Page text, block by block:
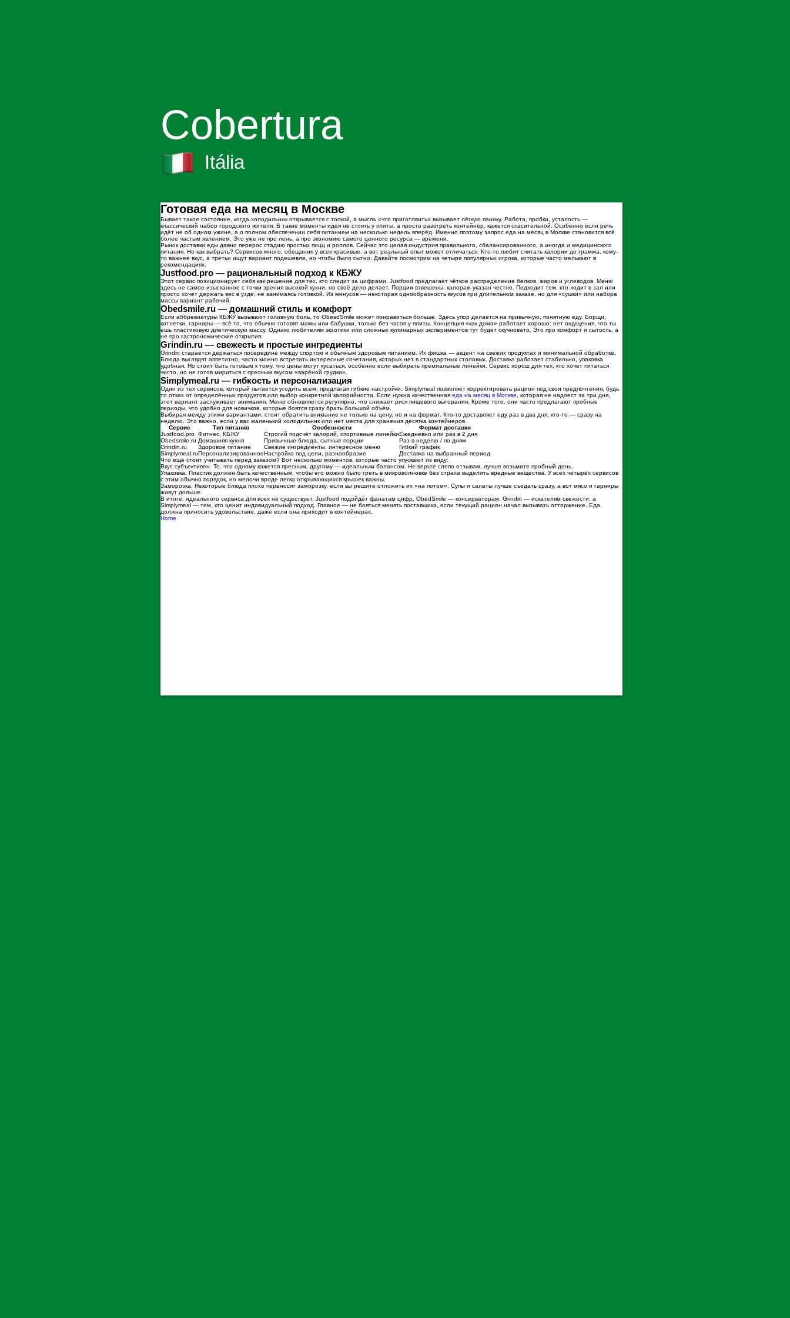
Cobertura
Itália
Готовая еда на месяц в Москве
Бывает такое состояние, когда холодильник открывается с тоской, а мысль «что приготовить» вызывает лёгкую панику. Работа, пробки, усталость —
классический набор городского жителя. В такие моменты идея не стоять у плиты, а просто разогреть контейнер, кажется спасительной. Особенно если речь
идёт не об одном ужине, а о полном обеспечении себя питанием на несколько недель вперёд. Именно поэтому запрос еда на месяц в Москве становится всё
более частым явлением. Это уже не про лень, а про экономию самого ценного ресурса — времени.
Рынок доставки еды давно перерос стадию простых пицц и роллов. Сейчас это целая индустрия правильного, сбалансированного, а иногда и медицинского
питания. Но как выбрать? Сервисов много, обещания у всех красивые, а вот реальный опыт может отличаться. Кто-то любит считать калории до грамма, кому-
то важнее вкус, а третьи ищут вариант подешевле, но чтобы было сытно. Давайте посмотрим на четыре популярных игрока, которые часто мелькают в
рекомендациях.
Justfood.pro — рациональный подход к КБЖУ
Этот сервис позиционирует себя как решение для тех, кто следит за цифрами. Justfood предлагает чёткое распределение белков, жиров и углеводов. Меню
здесь не самое изысканное с точки зрения высокой кухни, но своё дело делает. Порции взвешены, калораж указан честно. Подходит тем, кто ходит в зал или
просто хочет держать вес в узде, не занимаясь готовкой. Из минусов — некоторая однообразность вкусов при длительном заказе, но для «сушки» или набора
массы вариант рабочий.
Obedsmile.ru — домашний стиль и комфорт
Если аббревиатуры КБЖУ вызывают головную боль, то ObesdSmile может понравиться больше. Здесь упор делается на привычную, понятную еду. Борщи,
котлетки, гарниры — всё то, что обычно готовят мамы или бабушки, только без часов у плиты. Концепция «как дома» работает хорошо: нет ощущения, что ты
ешь пластиковую диетическую массу. Однако любителям экзотики или сложных кулинарных экспериментов тут будет скучновато. Это про комфорт и сытость, а
не про гастрономические открытия.
Grindin.ru — свежесть и простые ингредиенты
Grindin старается держаться посередине между спортом и обычным здоровым питанием. Их фишка — акцент на свежих продуктах и минимальной обработке.
Блюда выглядят аппетитно, часто можно встретить интересные сочетания, которых нет в стандартных столовых. Доставка работает стабильно, упаковка
удобная. Но стоит быть готовым к тому, что цены могут кусаться, особенно если выбирать премиальные линейки. Сервис хорош для тех, кто хочет питаться
чисто, но не готов мириться с пресным вкусом «варёной грудки».
Simplymeal.ru — гибкость и персонализация
Один из тех сервисов, который пытается угодить всем, предлагая гибкие настройки. Simplymeal позволяет корректировать рацион под свои предпочтения, будь
то отказ от определённых продуктов или выбор конкретной калорийности. Если нужна качественная еда на месяц в Москве , которая не надоест за три дня,
этот вариант заслуживает внимания. Меню обновляется регулярно, что снижает риск пищевого выгорания. Кроме того, они часто предлагают пробные
периоды, что удобно для новичков, которые боятся сразу брать большой объём.
Выбирая между этими вариантами, стоит обратить внимание не только на цену, но и на формат. Кто-то доставляет еду раз в два дня, кто-то — сразу на
неделю. Это важно, если у вас маленький холодильник или нет места для хранения десятка контейнеров.
Сервис
Тип питания Особенности
Формат доставки
Justfood.pro Фитнес, КБЖУ Строгий подсчёт калорий, спортивные линейкиЕжедневно или раз в 2 дня
Obedsmile.ru Домашняя кухня Привычные блюда, сытные порции
Раз в неделю / по дням
Grindin.ru
Здоровое питание Свежие ингредиенты, интересное меню
Гибкий график
Simplymeal.ruПерсонализированноеНастройка под цели, разнообразие
Доставка на выбранный период
Что ещё стоит учитывать перед заказом? Вот несколько моментов, которые часто упускают из виду:
Вкус субъективен. То, что одному кажется пресным, другому — идеальным балансом. Не верьте слепо отзывам, лучше возьмите пробный день.
Упаковка. Пластик должен быть качественным, чтобы его можно было греть в микроволновке без страха выделить вредные вещества. У всех четырёх сервисов
с этим обычно порядок, но мелочи вроде легко открывающихся крышек важны.
Заморозка. Некоторые блюда плохо переносят заморозку, если вы решите отложить их «на потом». Супы и салаты лучше съедать сразу, а вот мясо и гарниры
живут дольше.
В итоге, идеального сервиса для всех не существует. Justfood подойдёт фанатам цифр, ObedSmile — консерваторам, Grindin — искателям свежести, а
Simplymeal — тем, кто ценит индивидуальный подход. Главное — не бояться менять поставщика, если текущий рацион начал вызывать отторжение. Еда
должна приносить удовольствие, даже если она приходит в контейнерах.
Home